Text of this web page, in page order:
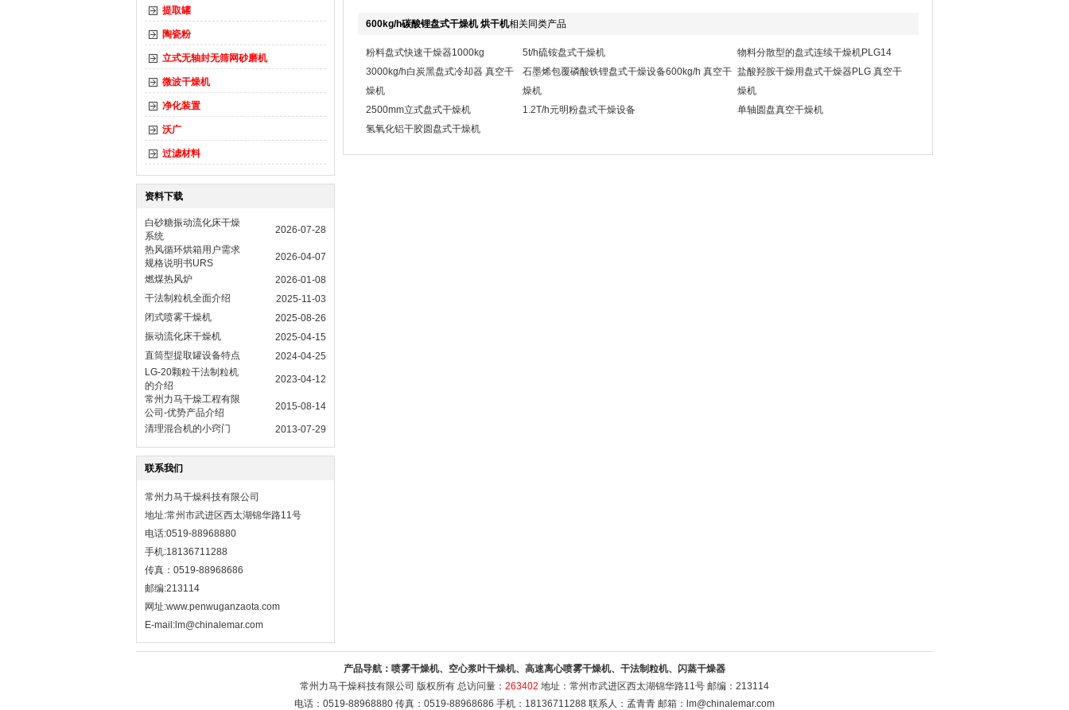
提取罐
陶瓷粉
立式无轴封无筛网砂磨机
微波干燥机
净化装置
沃广
过滤材料
资料下载
白砂糖振动流化床干燥
系统
2026-07-28
热风循环烘箱用户需求
规格说明书URS
2026-04-07
燃煤热风炉
2026-01-08
干法制粒机全面介绍
2025-11-03
闭式喷雾干燥机
2025-08-26
振动流化床干燥机
2025-04-15
直筒型提取罐设备特点
2024-04-25
LG-20颗粒干法制粒机
的介绍
2023-04-12
常州力马干燥工程有限
公司-优势产品介绍
2015-08-14
清理混合机的小窍门
2013-07-29
联系我们
常州力马干燥科技有限公司
地址:常州市武进区西太湖锦华路11号
电话:0519-88968880
手机:18136711288
传真：0519-88968686
邮编:213114
网址:www.penwuganzaota.com
E-mail:lm@chinalemar.com
600kg/h碳酸锂盘式干燥机 烘干机相关同类产品
粉料盘式快速干燥器1000kg 5t/h硫铵盘式干燥机
物料分散型的盘式连续干燥机PLG14
3000kg/h白炭黑盘式冷却器 真空干
燥机
石墨烯包覆磷酸铁锂盘式干燥设备600kg/h 真空干
燥机
盐酸羟胺干燥用盘式干燥器PLG 真空干
燥机
2500mm立式盘式干燥机
1.2T/h元明粉盘式干燥设备
单轴圆盘真空干燥机
氢氧化铝干胶圆盘式干燥机
产品导航： 喷雾干燥机、空心浆叶干燥机、高速离心喷雾干燥机、干法制粒机、闪蒸干燥器
常州力马干燥科技有限公司 版权所有 总访问量： 263402 地址：常州市武进区西太湖锦华路11号 邮编：213114
电话：0519-88968880 传真：0519-88968686 手机：18136711288 联系人：孟青青 邮箱： lm@chinalemar.com